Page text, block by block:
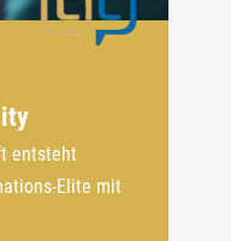
entsteht
Elite mit